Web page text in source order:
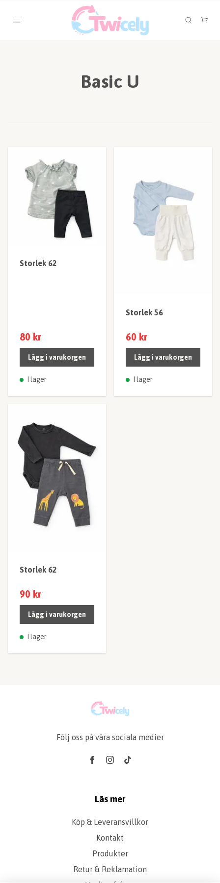
Basic U
Storlek 62
80 kr
Lägg i varukorgen
I lager
Storlek 56
60 kr
Lägg i varukorgen
I lager
Storlek 62
90 kr
Lägg i varukorgen
I lager
Följ oss på våra sociala medier
Läs mer
Köp & Leveransvillkor
Kontakt
Produkter
Retur & Reklamation